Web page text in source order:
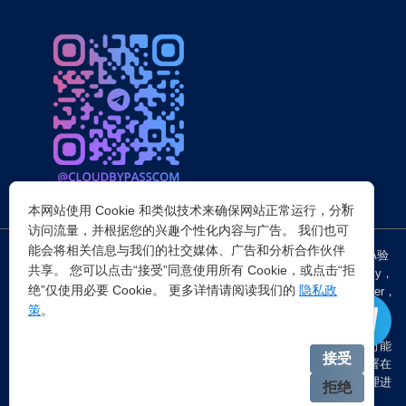
突破所有反Anti-bot机器人检查，轻松绕过cloudflare验证、CAPTCHA验
证，WAF，CC防护和Cloudflare爬虫验证，并提供了HTTP API和Proxy，
包括接口地址、请求参数、返回处理；以及 Cloudflare反爬虫设置Referer，
，在中国大陆IP环境下直连时可能
会出现不稳定的情况，但您可以通过以下两种方式解决：一是将其部署在
香港等境外服务器上使用；二是在本地电脑端开启TUN模式的全局代理进
×
本网站使用 Cookie 和类似技术来确保网站正常运行，分析
访问流量，并根据您的兴趣个性化内容与广告。 我们也可
能会将相关信息与我们的社交媒体、广告和分析合作伙伴
共享。 您可以点击“接受”同意使用所有 Cookie，或点击“拒
绝”仅使用必要 Cookie。 更多详情请阅读我们的 隐私政
策。
接受
拒绝